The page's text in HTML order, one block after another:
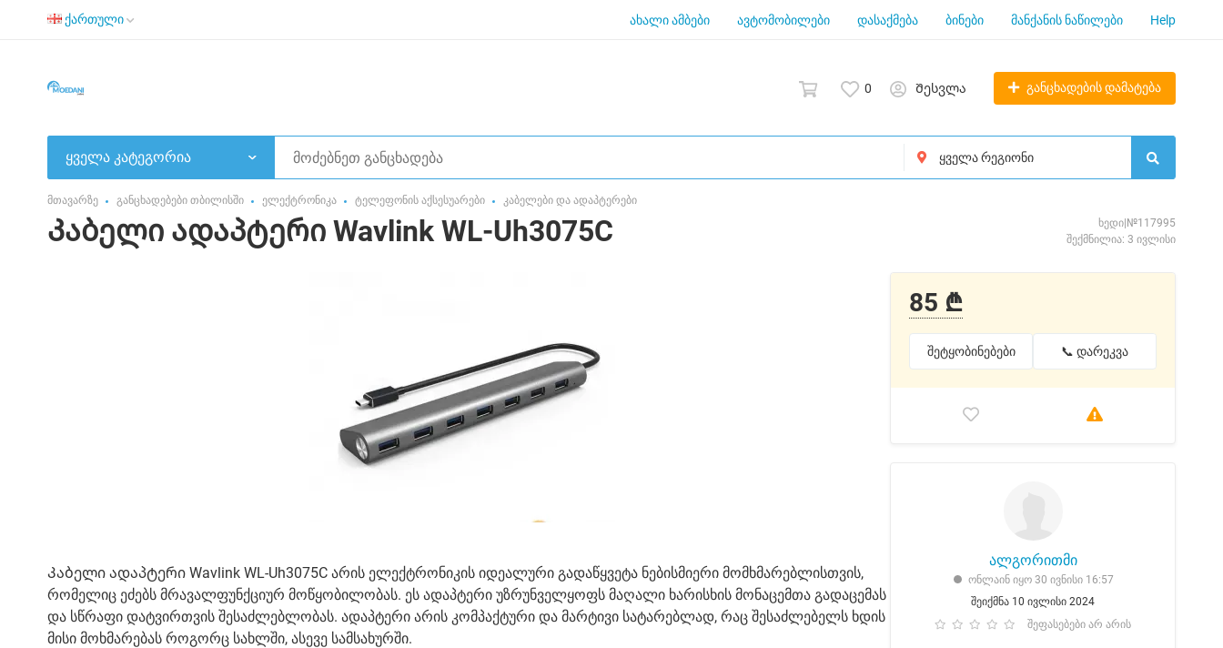
ქართული ახალი ამბები ავტომობილები დასაქმება ბინები მანქანის ნაწილები Help
0 Შესვლა განცხადების დამატება
ყველა კატეგორია
მთავარზე განცხადებები თბილისში ელექტრონიკა ტელეფონის აქსესუარები კაბელები და ადაპტერები
Კაბელი ადაპტერი Wavlink WL-Uh3075C
ხედი|№117995
შექმნილია: 3 ივლისი
Კაბელი ადაპტერი Wavlink WL-Uh3075C არის ელექტრონიკის იდეალური გადაწყვეტა ნებისმიერი მომხმარებლისთვის,
რომელიც ეძებს მრავალფუნქციურ მოწყობილობას. ეს ადაპტერი უზრუნველყოფს მაღალი ხარისხის მონაცემთა გადაცემას
და სწრაფი დატვირთვის შესაძლებლობას. ადაპტერი არის კომპაქტური და მარტივი სატარებლად, რაც შესაძლებელს ხდის
მისი მოხმარებას როგორც სახლში, ასევე სამსახურში.
85 ₾
შეტყობინებები 📞 დარეკვა
ალგორითმი
ონლაინ იყო 30 ივნისი 16:57
შეიქმნა 10 ივლისი 2024
შეფასებები არ არის